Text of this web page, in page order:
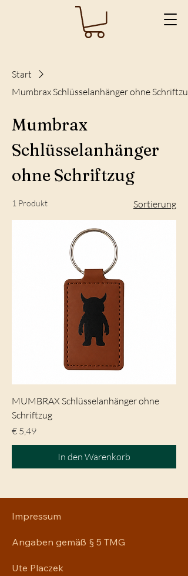
Start
Mumbrax Schlüsselanhänger ohne Schriftzug
Mumbrax
Schlüsselanhänger
ohne Schriftzug
1 Produkt Sortierung
MUMBRAX Schlüsselanhänger ohne
Schriftzug
Preis
€ 5,49
In den Warenkorb
Impressum
Angaben gemäß § 5 TMG
Ute Placzek